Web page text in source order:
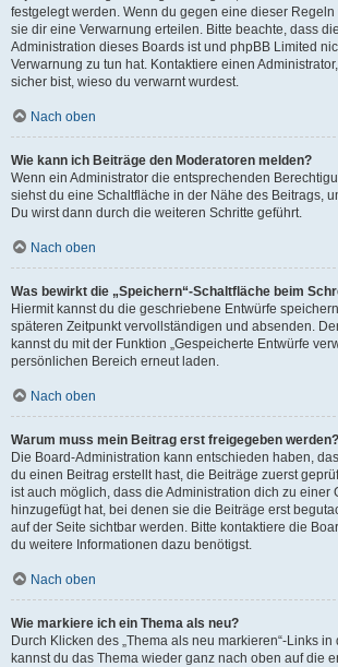
festgelegt werden. Wenn du gegen eine dieser Regeln
sie dir eine Verwarnung erteilen. Bitte beachte, dass
Administration dieses Boards ist und phpBB Limited
Verwarnung zu tun hat. Kontaktiere einen
sicher bist, wieso du verwarnt wurdest.
Nach oben
Wie kann ich Beiträge den Moderatoren melden?
Wenn ein Administrator die entsprechenden
siehst du eine Schaltfläche in der Nähe des Beitrags,
Du wirst dann durch die weiteren Schritte geführt.
Nach oben
Was bewirkt die „Speichern“-Schaltfläche beim
Hiermit kannst du die geschriebene Entwürfe
späteren Zeitpunkt vervollständigen und absenden.
kannst du mit der Funktion „Gespeicherte Entwürfe
persönlichen Bereich erneut laden.
Nach oben
Warum muss mein Beitrag erst freigegeben werden?
Die Board-Administration kann entschieden haben,
du einen Beitrag erstellt hast, die Beiträge zuerst
ist auch möglich, dass die Administration dich zu einer
hinzugefügt hat, bei denen sie die Beiträge erst
auf der Seite sichtbar werden. Bitte kontaktiere die
du weitere Informationen dazu benötigst.
Nach oben
Wie markiere ich ein Thema als neu?
Durch Klicken des „Thema als neu markieren“-Links
kannst du das Thema wieder ganz nach oben auf die